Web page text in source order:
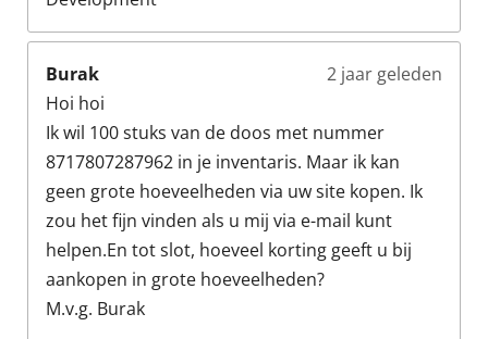
Burak
2 jaar geleden
Hoi hoi
Ik wil 100 stuks van de doos met nummer
8717807287962 in je inventaris. Maar ik kan
geen grote hoeveelheden via uw site kopen. Ik
zou het fijn vinden als u mij via e-mail kunt
helpen.En tot slot, hoeveel korting geeft u bij
aankopen in grote hoeveelheden?
M.v.g. Burak